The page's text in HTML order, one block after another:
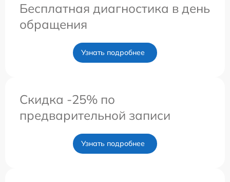
Бесплатная диагностика в день
обращения
Узнать подробнее
Скидка -25% по
предварительной записи
Узнать подробнее